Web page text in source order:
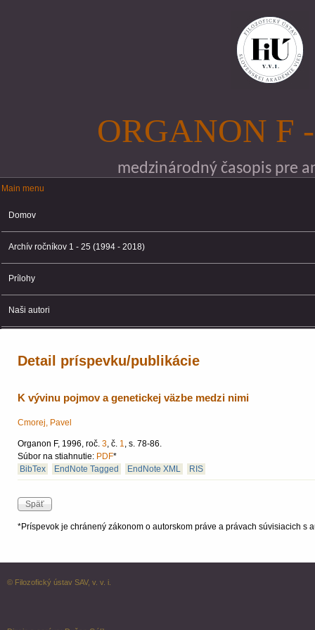
ORGANON F
medzinárodný časopis pre
Main menu
Main menu
Domov
Archív ročníkov 1 - 25 (1994 - 2018)
Prílohy
Naši autori
Detail príspevku/publikácie
K vývinu pojmov a genetickej väzbe medzi nimi
Cmorej, Pavel
Organon F, 1996, roč. 3, č. 1, s. 78-86.
Súbor na stiahnutie: PDF*
BibTex
EndNote Tagged EndNote XML RIS
*Príspevok je chránený zákonom o autorskom práve a právach súvisiacich s
© Filozofický ústav SAV, v. v. i.